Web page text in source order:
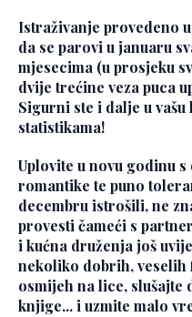
Istraživanje provedeno
da se parovi u januaru
mjesecima (u prosjeku
dvije trećine veza puca
Sigurni ste i dalje u
statistikama!
Uplovite u novu godinu
romantike te puno
decembru istrošili, ne
provesti čameći s
i kućna druženja još
nekoliko dobrih, veselih
osmijeh na lice, slušajte
knjige... i uzmite malo